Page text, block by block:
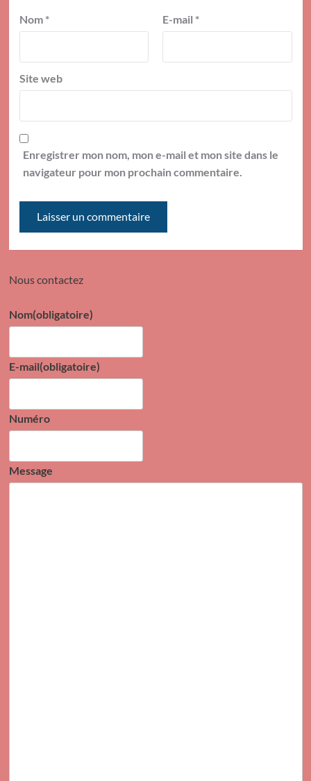
Nom * E-mail *
Site web
Enregistrer mon nom, mon e-mail et mon site dans le
navigateur pour mon prochain commentaire.
Nous contactez
Nom(obligatoire)
E-mail(obligatoire)
Numéro
Message